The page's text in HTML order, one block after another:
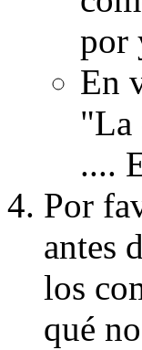
por
En
"La
....
Por
antes
los
qué